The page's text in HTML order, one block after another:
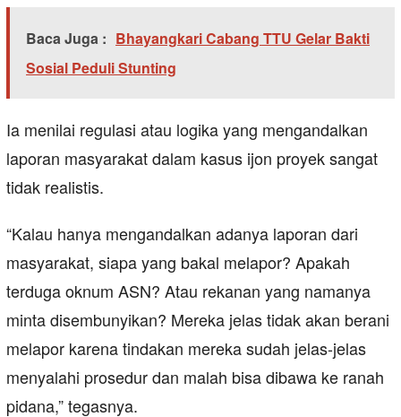
Baca Juga : Bhayangkari Cabang TTU Gelar Bakti
Sosial Peduli Stunting
Ia menilai regulasi atau logika yang mengandalkan
laporan masyarakat dalam kasus ijon proyek sangat
tidak realistis.
“Kalau hanya mengandalkan adanya laporan dari
masyarakat, siapa yang bakal melapor? Apakah
terduga oknum ASN? Atau rekanan yang namanya
minta disembunyikan? Mereka jelas tidak akan berani
melapor karena tindakan mereka sudah jelas-jelas
menyalahi prosedur dan malah bisa dibawa ke ranah
pidana,” tegasnya.